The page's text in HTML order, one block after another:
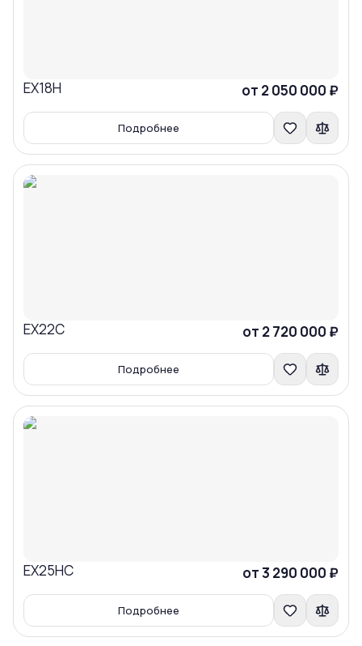
EX18H от 2 050 000 ₽
Подробнее
Сравнить
EX22C от 2 720 000 ₽
Подробнее
Сравнить
EX25HC от 3 290 000 ₽
Подробнее
Сравнить